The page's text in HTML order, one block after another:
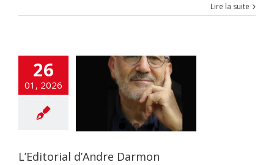
Lire la suite
26
01, 2026
d’Andre
ACTUALITES
L’Editorial d’Andre Darmon